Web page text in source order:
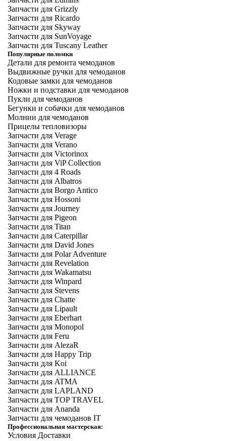
Запчасти для Grizzly
Запчасти для Ricardo
Запчасти для Skyway
Запчасти для SunVoyage
Запчасти для Tuscany Leather
Популярные поломки
Детали для ремонта чемоданов
Выдвижные ручки для чемоданов
Кодовые замки для чемоданов
Ножки и подставки для чемоданов
Пукли для чемоданов
Бегунки и собачки для чемоданов
Молнии для чемоданов
Прицелы тепловизоры
Запчасти для Verage
Запчасти для Verano
Запчасти для Victorinox
Запчасти для ViP Collection
Запчасти для 4 Roads
Запчасти для Albatros
Запчасти для Borgo Antico
Запчасти для Hossoni
Запчасти для Journey
Запчасти для Pigeon
Запчасти для Titan
Запчасти для Caterpillar
Запчасти для David Jones
Запчасти для Polar Adventure
Запчасти для Revelation
Запчасти для Wakamatsu
Запчасти для Winpard
Запчасти для Stevens
Запчасти для Chatte
Запчасти для Lipault
Запчасти для Eberhart
Запчасти для Monopol
Запчасти для Feru
Запчасти для AlezaR
Запчасти для Happy Trip
Запчасти для Koi
Запчасти для ALLIANCE
Запчасти для ATMA
Запчасти для LAPLAND
Запчасти для TOP TRAVEL
Запчасти для Ananda
Запчасти для чемоданов IT
Профессиональная мастерская:
Условия Доставки